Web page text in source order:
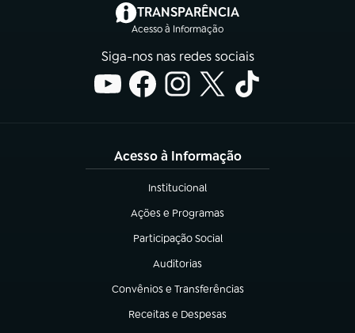
TRANSPARÊNCIA
Acesso à Informação
(abre em nova aba)
Siga-nos nas redes sociais
Acesso à Informação
Institucional
(abre em nova aba)
Ações e Programas
(abre em nova aba)
Participação Social
(abre em nova aba)
Auditorias
(abre em nova aba)
Convênios e Transferências
(abre em nova aba)
Receitas e Despesas
(abre em nova aba)